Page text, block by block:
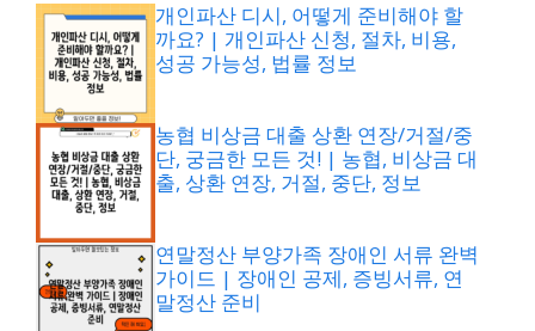
개인파산 디시, 어떻게 준비해야 할
까요? | 개인파산 신청, 절차, 비용,
성공 가능성, 법률 정보
농협 비상금 대출 상환 연장/거절/중
단, 궁금한 모든 것! | 농협, 비상금 대
출, 상환 연장, 거절, 중단, 정보
연말정산 부양가족 장애인 서류 완벽
가이드 | 장애인 공제, 증빙서류, 연
말정산 준비